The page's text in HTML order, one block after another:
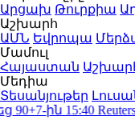
Արցախ Թուրքիա
Աշխարհ
ԱՄՆ Եվրոպա
Մամուլ
Հայաստան
Մեդիա
Տեսանյութեր
ին15:40